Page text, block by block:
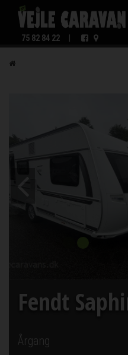
75 82 84 22
Fendt
Årgang